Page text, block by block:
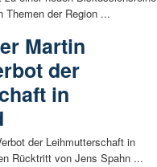
der Region ...
Martin
der
in
der Leihmutterschaft in
Rücktritt von Jens Spahn ...